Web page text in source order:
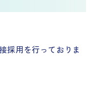
採用を行っておりま